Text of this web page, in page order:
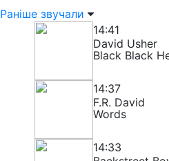
Раніше звучали
14:41
David Usher
Black Black
14:37
F.R. David
Words
14:33